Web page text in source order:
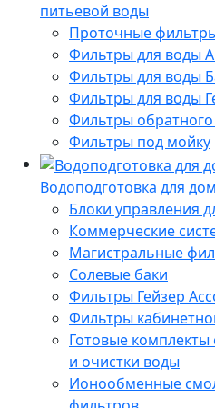
питьевой воды
Проточные
Фильтры для воды
Фильтры для воды
Фильтры для воды
Фильтры
Фильтры под мойку
Водоподготовка для
Блоки управления
Коммерческие
Магистральные
Солевые баки
Фильтры Гейзер
Фильтры
Готовые комплекты
и очистки воды
Ионообменные